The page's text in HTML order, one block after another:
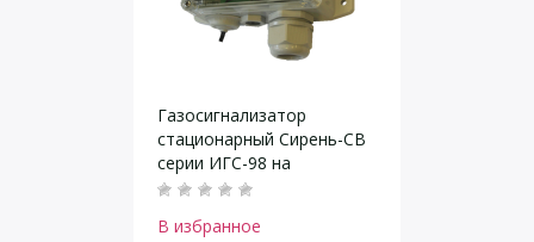
Газосигнализатор
стационарный Сирень-СВ
серии ИГС-98 на
сероводород Н2S
В избранное